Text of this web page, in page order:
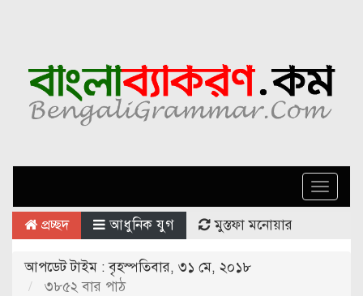
Toggle
প্রচ্ছদ
আধুনিক যুগ মুস্তফা মনোয়ার
আপডেট টাইম : বৃহস্পতিবার, ৩১ মে, ২০১৮
৩৮৫২ বার পাঠ